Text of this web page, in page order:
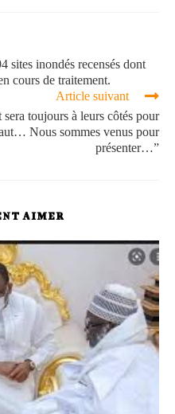
sites inondés recensés dont
cours de traitement.
Article suivant
toujours à leurs côtés pour
Nous sommes venus pour
présenter…”
AIMER